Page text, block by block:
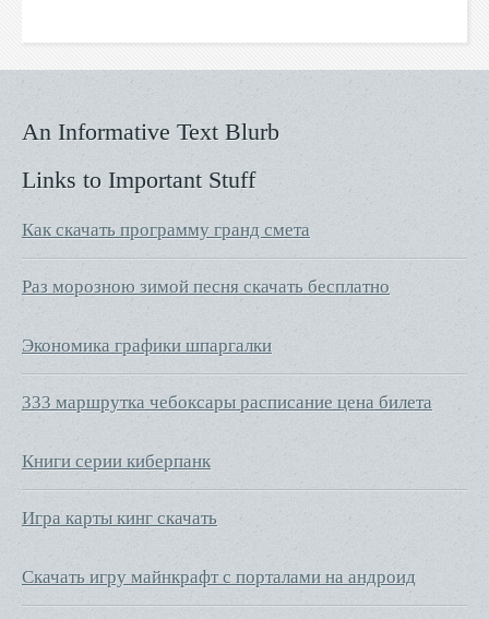
Links to Important Stuff
Как скачать программу гранд смета
Раз морозною зимой песня скачать бесплатно
Экономика графики шпаргалки
333 маршрутка чебоксары расписание цена билета
Книги серии киберпанк
Игра карты кинг скачать
Скачать игру майнкрафт с порталами на андроид
An Informative Text Blurb